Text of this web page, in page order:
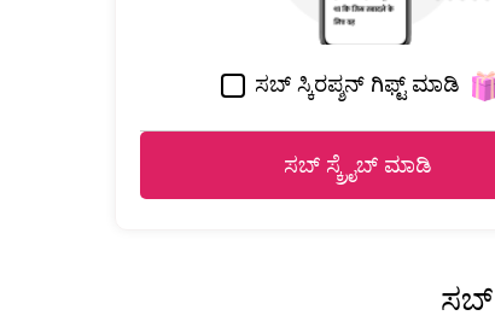
ಸಬ್ ಸ್ಕಿರಪ್ಶನ್ ಗಿಫ್ಟ್ ಮಾಡಿ
ಸಬ್ ಸ್ಕ್ರೈಬ್ ಮಾಡಿ
ಸಬ್